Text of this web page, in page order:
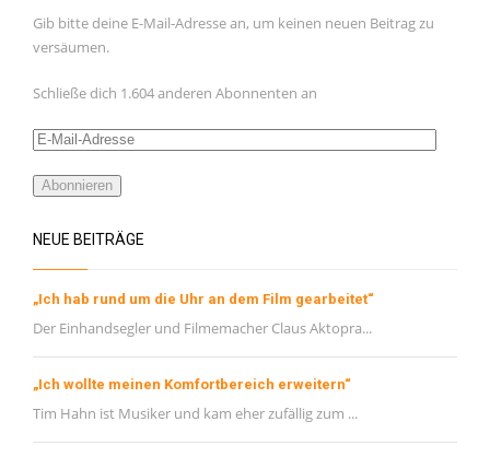
April 2021
Februar 2021
Januar 2021
Oktober 2020
September 2020
Juni 2020
Mai 2020
Gib bitte deine E-Mail-Adresse an, um keinen neuen Beitrag zu
versäumen.
Schließe dich 1.604 anderen Abonnenten an
E-
Adresse
Abonnieren
NEUE BEITRÄGE
„Ich hab rund um die Uhr an dem Film gearbeitet“
Der Einhandsegler und Filmemacher Claus Aktopra...
„Ich wollte meinen Komfortbereich erweitern“
Tim Hahn ist Musiker und kam eher zufällig zum ...